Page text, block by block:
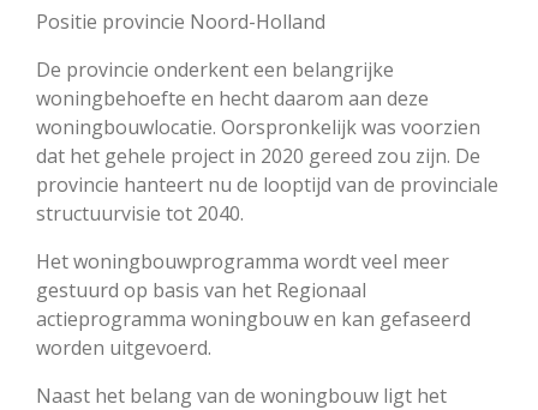
Positie provincie Noord-Holland
De provincie onderkent een belangrijke
woningbehoefte en hecht daarom aan deze
woningbouwlocatie. Oorspronkelijk was voorzien
dat het gehele project in 2020 gereed zou zijn. De
provincie hanteert nu de looptijd van de provinciale
structuurvisie tot 2040.
Het woningbouwprogramma wordt veel meer
gestuurd op basis van het Regionaal
actieprogramma woningbouw en kan gefaseerd
worden uitgevoerd.
Naast het belang van de woningbouw ligt het